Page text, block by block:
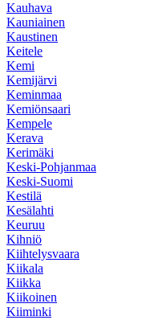
Kauhava
Kauniainen
Kaustinen
Keitele
Kemi
Kemijärvi
Keminmaa
Kemiönsaari
Kempele
Kerava
Kerimäki
Keski-Pohjanmaa
Keski-Suomi
Kestilä
Kesälahti
Keuruu
Kihniö
Kiihtelysvaara
Kiikala
Kiikka
Kiikoinen
Kiiminki